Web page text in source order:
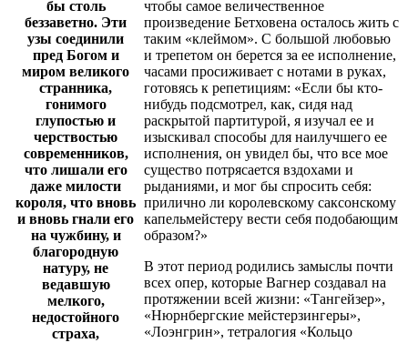
бы столь
беззаветно. Эти
узы соединили
пред Богом и
миром великого
странника,
гонимого
глупостью и
черствостью
современников,
что лишали его
даже милости
короля, что вновь
и вновь гнали его
на чужбину, и
благородную
натуру, не
ведавшую
мелкого,
недостойного
страха,
чтобы самое величественное
произведение Бетховена осталось жить с
таким «клеймом». С большой любовью
и трепетом он берется за ее исполнение,
часами просиживает с нотами в руках,
готовясь к репетициям: «Если бы кто-
нибудь подсмотрел, как, сидя над
раскрытой партитурой, я изучал ее и
изыскивал способы для наилучшего ее
исполнения, он увидел бы, что все мое
существо потрясается вздохами и
рыданиями, и мог бы спросить себя:
прилично ли королевскому саксонскому
капельмейстеру вести себя подобающим
образом?»
В этот период родились замыслы почти
всех опер, которые Вагнер создавал на
протяжении всей жизни: «Тангейзер»,
«Нюрнбергские мейстерзингеры»,
«Лоэнгрин», тетралогия «Кольцо